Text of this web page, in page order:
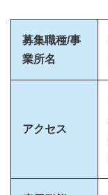
募集職種/事
業所名
アクセス